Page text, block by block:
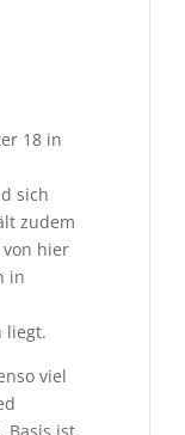
18 in
sich
zudem
hier
in
liegt.
viel